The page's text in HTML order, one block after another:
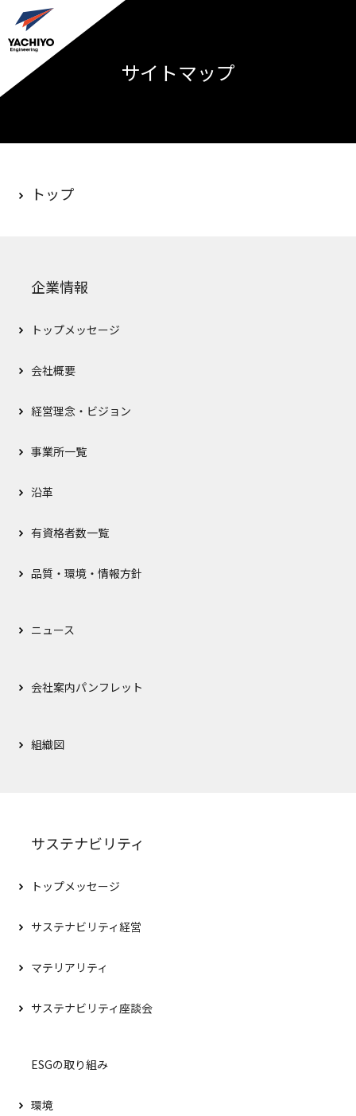
サイトマップ
トップ
企業情報
トップメッセージ
会社概要
経営理念・ビジョン
事業所一覧
沿革
有資格者数一覧
品質・環境・情報方針
ニュース
会社案内パンフレット
組織図
サステナビリティ
トップメッセージ
サステナビリティ経営
マテリアリティ
サステナビリティ座談会
ESGの取り組み
環境